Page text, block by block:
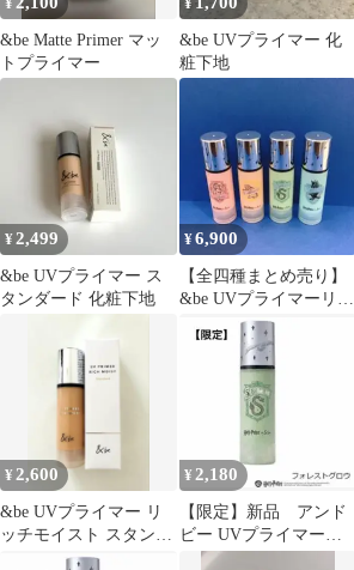
¥
&be Matte Primer マッ
トプライマー
¥
&be UVプライマー 化
粧下地
¥2,499
&be UVプライマー ス
タンダード 化粧下地
¥6,900
【全四種まとめ売り】
&be UVプライマーリッ
チモイスト
¥2,600
&be UVプライマー リ
ッチモイスト スタンダ
ード リニューアル
¥ 2,180
【限定】新品 アンド
ビー UVプライマー
リッチモイストH フォ